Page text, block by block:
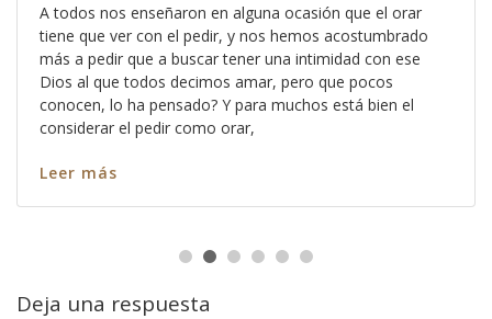
A todos nos enseñaron en alguna ocasión que el orar
tiene que ver con el pedir, y nos hemos acostumbrado
más a pedir que a buscar tener una intimidad con ese
Dios al que todos decimos amar, pero que pocos
conocen, lo ha pensado? Y para muchos está bien el
considerar el pedir como orar,
Leer más
Deja una respuesta